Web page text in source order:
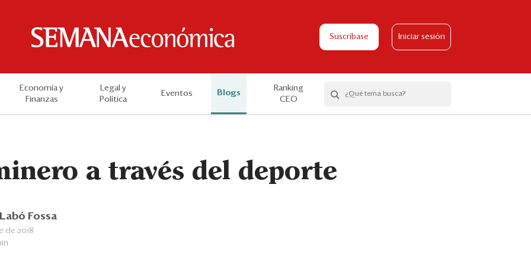
Suscríbase Iniciar sesión
Economía y
Finanzas
Legal y
Política
Eventos Blogs
Ranking
CEO
a través del deporte
Fossa
de 2018